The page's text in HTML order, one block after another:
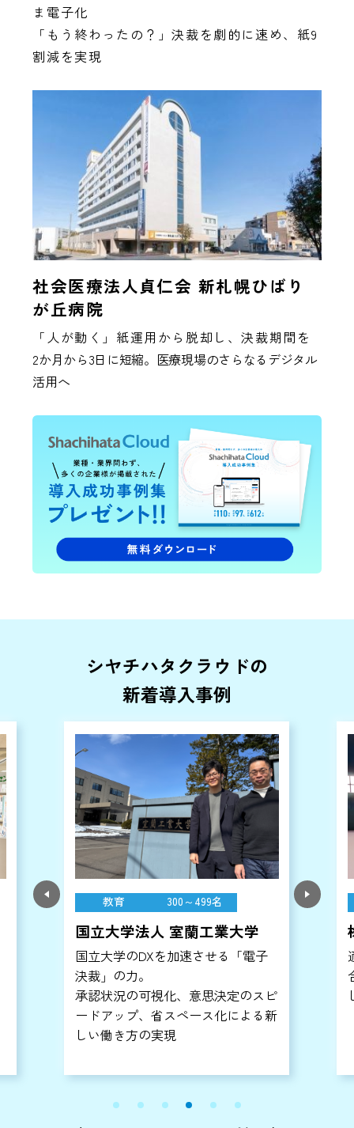
ま電子化
「もう終わったの？」決裁を劇的に速め、紙9
割減を実現
社会医療法人貞仁会 新札幌ひばり
が丘病院
「人が動く」紙運用から脱却し、決裁期間を
2か月から3日に短縮。医療現場のさらなるデジタル
活用へ
シヤチハタクラウドの
新着導入事例
教育 300～499名
国立大学法人 室蘭工業大学
国立大学のDXを加速させる「電子
決裁」の力。
承認状況の可視化、意思決定のスピ
ードアップ、省スペース化による新
しい働き方の実現